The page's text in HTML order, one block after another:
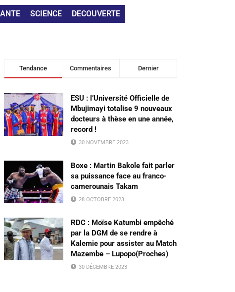
SCIENCE DECOUVERTE
Tendance Commentaires Dernier
ESU : l’Université Officielle de
Mbujimayi totalise 9 nouveaux
docteurs à thèse en une année,
record !
30 NOVEMBRE 2023
Boxe : Martin Bakole fait parler
sa puissance face au franco-
camerounais Takam
28 OCTOBRE 2023
RDC : Moïse Katumbi empêché
par la DGM de se rendre à
Kalemie pour assister au Match
Mazembe – Lupopo(Proches)
30 DÉCEMBRE 2023